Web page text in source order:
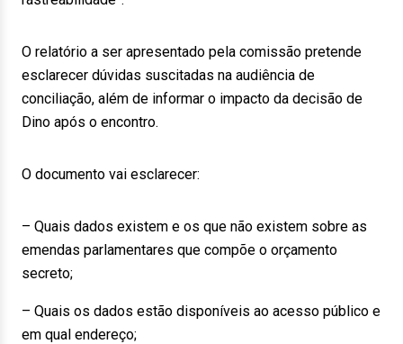
O relatório a ser apresentado pela comissão pretende
esclarecer dúvidas suscitadas na audiência de
conciliação, além de informar o impacto da decisão de
Dino após o encontro.
O documento vai esclarecer:
– Quais dados existem e os que não existem sobre as
emendas parlamentares que compõe o orçamento
secreto;
– Quais os dados estão disponíveis ao acesso público e
em qual endereço;